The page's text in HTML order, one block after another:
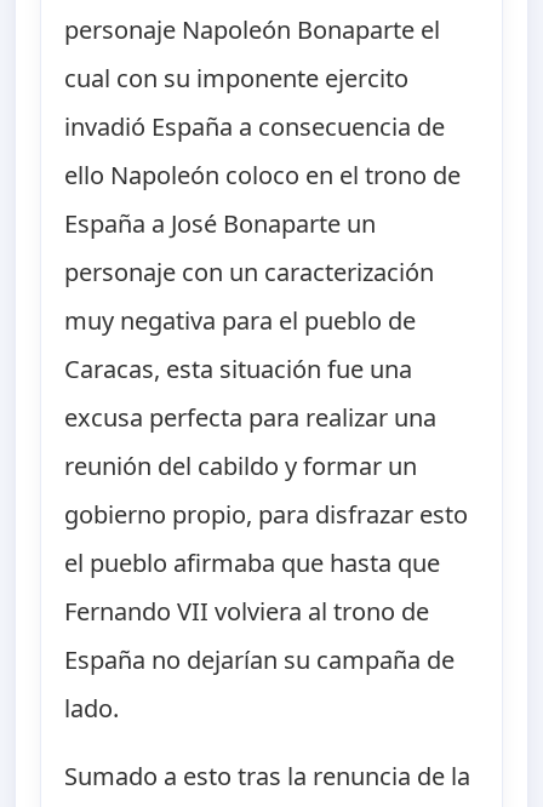
personaje Napoleón Bonaparte el
cual con su imponente ejercito
invadió España a consecuencia de
ello Napoleón coloco en el trono de
España a José Bonaparte un
personaje con un caracterización
muy negativa para el pueblo de
Caracas, esta situación fue una
excusa perfecta para realizar una
reunión del cabildo y formar un
gobierno propio, para disfrazar esto
el pueblo afirmaba que hasta que
Fernando VII volviera al trono de
España no dejarían su campaña de
lado.
Sumado a esto tras la renuncia de la